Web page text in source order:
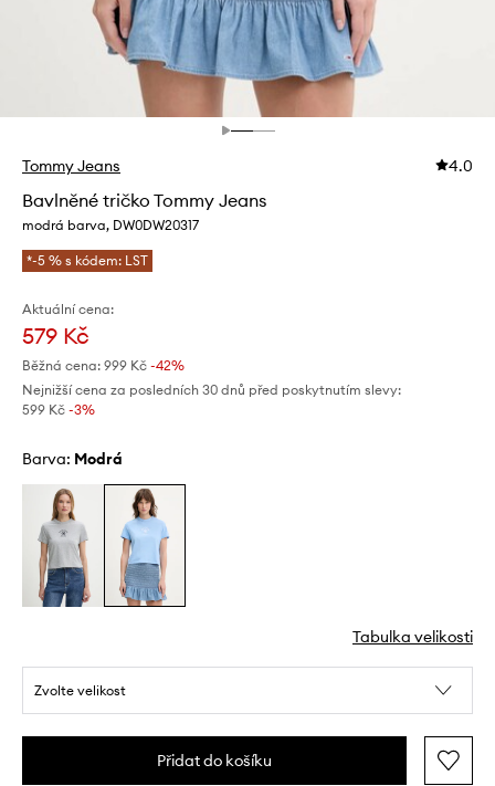
Tommy Jeans 4.0
Bavlněné tričko Tommy Jeans
modrá barva, DW0DW20317
*-5 % s kódem: LST
Aktuální cena:
579 Kč
Běžná cena: 999 Kč -42%
Nejnižší cena za posledních 30 dnů před poskytnutím slevy:
599 Kč -3%
Barva: modrá
Tabulka velikosti
Zvolte velikost
Přidat do košíku